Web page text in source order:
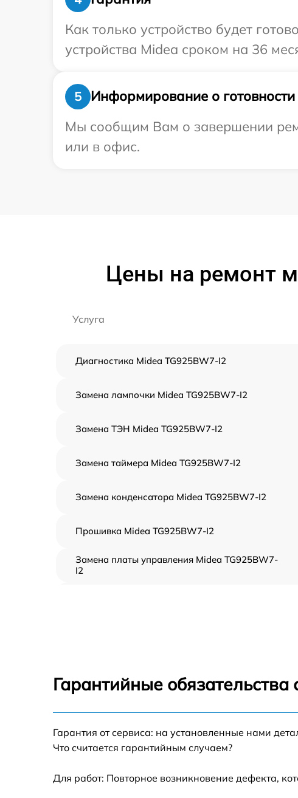
Как только устройство будет
устройства Midea сроком на 36
5
Информирование о готовности
Мы сообщим Вам о завершении
или в офис.
Цены на ремонт
Услуга
Диагностика Midea TG925BW7-I2
Замена лампочки Midea TG925BW7-I2
Замена ТЭН Midea TG925BW7-I2
Замена таймера Midea TG925BW7-I2
Замена конденсатора Midea TG925BW7-I2
Прошивка Midea TG925BW7-I2
Замена платы управления Midea TG925BW7-
I2
Ремонт волновода Midea TG925BW7-I2
TG925BW7-I2
Гарантийные
Гарантия от сервиса: на установленные нами
Что считается гарантийным случаем?
Для работ: Повторное возникновение дефекта,